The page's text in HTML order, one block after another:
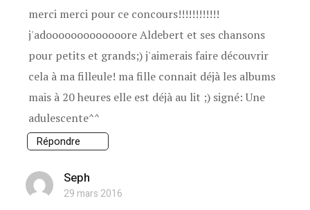
merci merci pour ce concours!!!!!!!!!!!!
j'adooooooooooooore Aldebert et ses chansons
pour petits et grands;) j'aimerais faire découvrir
cela à ma filleule! ma fille connait déjà les albums
mais à 20 heures elle est déjà au lit ;) signé: Une
adulescente^^
Répondre
Seph
29 mars 2016